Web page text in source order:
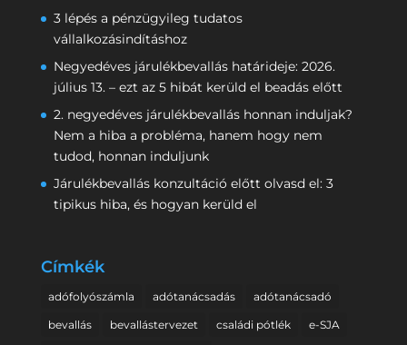
3 lépés a pénzügyileg tudatos
vállalkozásindításhoz
Negyedéves járulékbevallás határideje: 2026.
július 13. – ezt az 5 hibát kerüld el beadás előtt
2. negyedéves járulékbevallás honnan induljak?
Nem a hiba a probléma, hanem hogy nem
tudod, honnan induljunk
Járulékbevallás konzultáció előtt olvasd el: 3
tipikus hiba, és hogyan kerüld el
Címkék
adófolyószámla adótanácsadás adótanácsadó
bevallás bevallástervezet családi pótlék e-SJA